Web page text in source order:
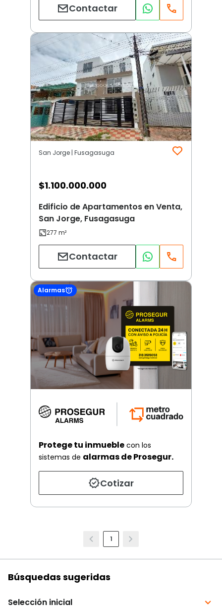
Contactar
San Jorge | Fusagasuga
$1.100.000.000
Edificio de Apartamentos en Venta,
San Jorge, Fusagasuga
Contactar
Alarmas
Protege tu inmueble con los
sistemas de alarmas de Prosegur.
Cotizar
1